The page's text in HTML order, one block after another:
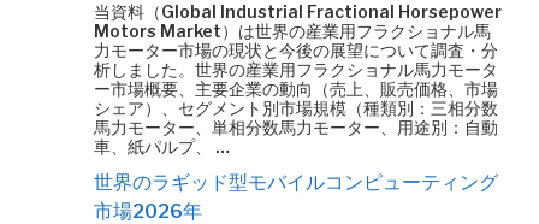
当資料（Global Industrial Fractional Horsepower
Motors Market）は世界の産業用フラクショナル馬
力モーター市場の現状と今後の展望について調査・分
析しました。世界の産業用フラクショナル馬力モータ
ー市場概要、主要企業の動向（売上、販売価格、市場
シェア）、セグメント別市場規模（種類別：三相分数
馬力モーター、単相分数馬力モーター、用途別：自動
車、紙パルプ、 …
世界のラギッド型モバイルコンピューティング
市場2026年